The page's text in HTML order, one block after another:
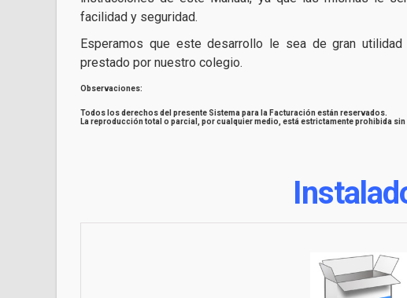
facilidad y seguridad.
Esperamos que este desarrollo le sea de gran
prestado por nuestro colegio.
Observaciones:
Todos los derechos del presente Sistema para la Facturación están reservados.
La reproducción total o parcial, por cualquier medio, está estrictamente prohibida